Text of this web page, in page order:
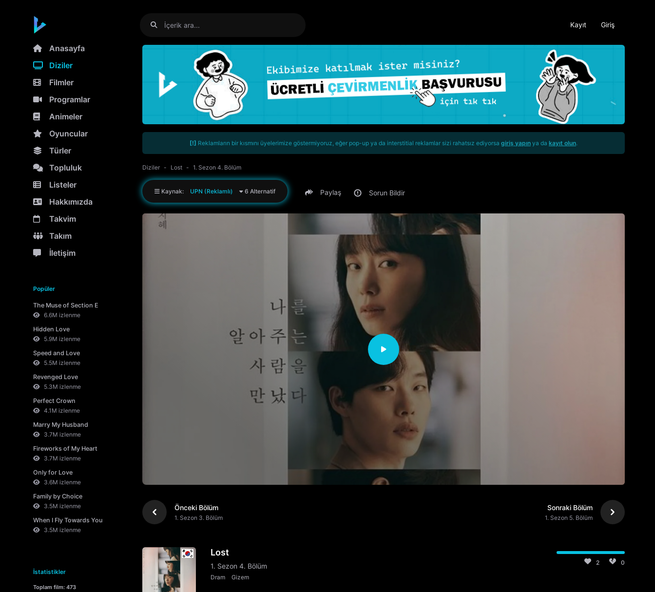
Kayıt Giriş
Anasayfa
Diziler
Filmler
Programlar
Animeler
Oyuncular
Türler
Topluluk
Listeler
Hakkımızda
Takvim
Takım
İletişim
Popüler
The Muse of Section E
6.6M izlenme
Hidden Love
5.9M izlenme
Speed and Love
5.5M izlenme
Revenged Love
5.3M izlenme
Perfect Crown
4.1M izlenme
Marry My Husband
3.7M izlenme
Fireworks of My Heart
3.7M izlenme
Only for Love
3.6M izlenme
Family by Choice
3.5M izlenme
When I Fly Towards You
3.5M izlenme
İstatistikler
Toplam film: 473
[!] Reklamların bir kısmını üyelerimize göstermiyoruz, eğer pop-up ya da interstitial reklamlar sizi rahatsız ediyorsa giriş yapın ya da kayıt olun.
Diziler Lost 1. Sezon 4. Bölüm
Kaynak: UPN (Reklamlı) 6 Alternatif Paylaş Sorun Bildir
Önceki Bölüm
1. Sezon 3. Bölüm
Sonraki Bölüm
1. Sezon 5. Bölüm
Lost
1. Sezon 4. Bölüm
Dram Gizem
2 0